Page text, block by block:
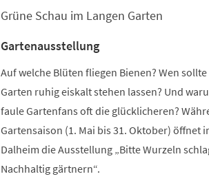
Grüne Schau im Langen Garten
Gartenausstellung
Auf welche Blüten fliegen Bienen? Wen
Garten ruhig eiskalt stehen lassen? Und
faule Gartenfans oft die glücklicheren?
Gartensaison (1. Mai bis 31. Oktober) öffnet
Dalheim die Ausstellung „Bitte Wurzeln
Nachhaltig gärtnern“.